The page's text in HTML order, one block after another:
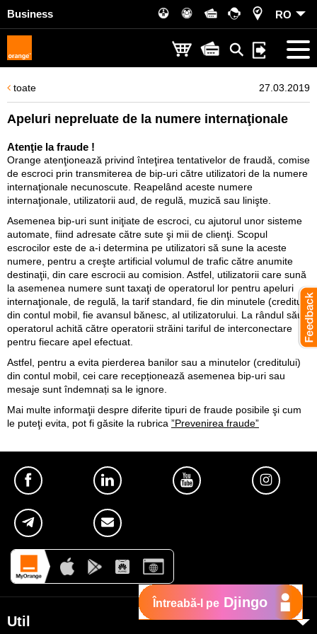
Business RO
toate 27.03.2019
Apeluri nepreluate de la numere internaţionale
Atenţie la fraude !
Orange atenţionează privind înteţirea tentativelor de fraudă, comise
de escroci prin transmiterea de bip-uri către utilizatori de la numere
internaţionale necunoscute. Reapelând aceste numere
internaţionale, utilizatorii aud, de regulă, muzică sau linişte.
Asemenea bip-uri sunt iniţiate de escroci, cu ajutorul unor sisteme
automate, fiind adresate către sute şi mii de clienţi. Scopul
escrocilor este de a-i determina pe utilizatori să sune la aceste
numere, pentru a creşte artificial volumul de trafic către anumite
destinaţii, din care escrocii au comision. Astfel, utilizatorii care sună
la asemenea numere sunt taxaţi de operatorul lor pentru apeluri
internaţionale, de regulă, la tarif standard, fie din minutele (creditul)
din contul mobil, fie avansul bănesc, al utilizatorului. La rândul său,
operatorul achită către operatorii străini tariful de interconectare
pentru fiecare apel efectuat.
Astfel, pentru a evita pierderea banilor sau a minutelor (creditului)
din contul mobil, cei care recepționează asemenea bip-uri sau
mesaje sunt îndemnați sa le ignore.
Mai multe informaţii despre diferite tipuri de fraude posibile şi cum
le puteţi evita, pot fi găsite la rubrica ”Prevenirea fraude”
Util
Întreabă-l pe Djingo